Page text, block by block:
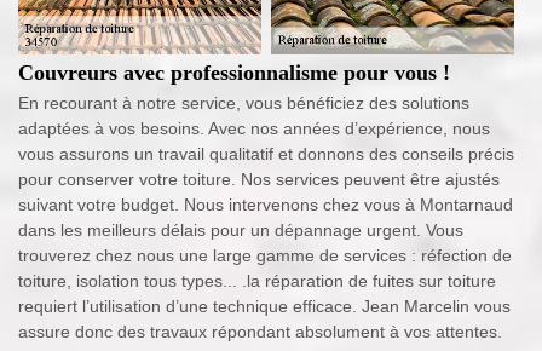
Couvreurs avec professionnalisme pour vous !
En recourant à notre service, vous bénéficiez des solutions
adaptées à vos besoins. Avec nos années d’expérience, nous
vous assurons un travail qualitatif et donnons des conseils précis
pour conserver votre toiture. Nos services peuvent être ajustés
suivant votre budget. Nous intervenons chez vous à Montarnaud
dans les meilleurs délais pour un dépannage urgent. Vous
trouverez chez nous une large gamme de services : réfection de
toiture, isolation tous types... .la réparation de fuites sur toiture
requiert l’utilisation d’une technique efficace. Jean Marcelin vous
assure donc des travaux répondant absolument à vos attentes.